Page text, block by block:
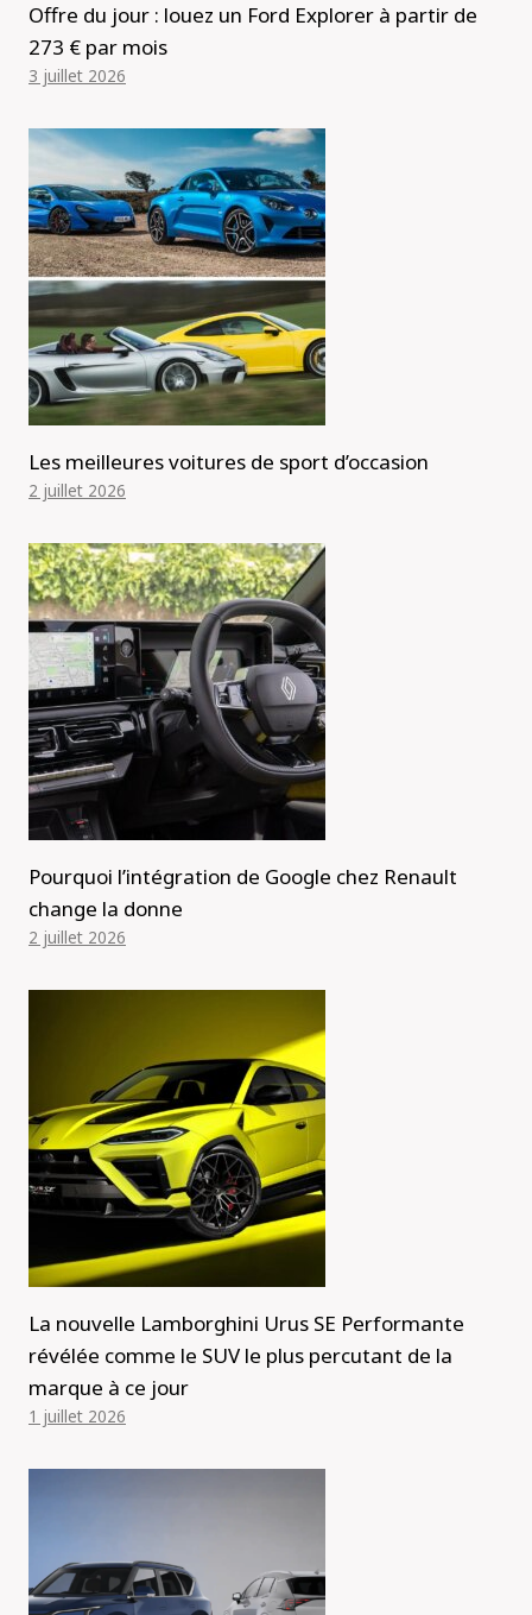
Offre du jour : louez un Ford Explorer à partir de
273 € par mois
3 juillet 2026
Les meilleures voitures de sport d’occasion
2 juillet 2026
Pourquoi l’intégration de Google chez Renault
change la donne
2 juillet 2026
La nouvelle Lamborghini Urus SE Performante
révélée comme le SUV le plus percutant de la
marque à ce jour
1 juillet 2026